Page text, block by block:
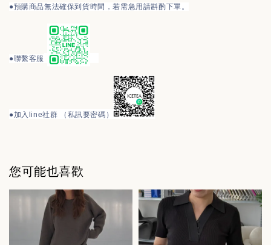
●預購商品無法確保到貨時間，若需急用請斟酌下單。
●聯繫客服
●加入line社群 （私訊要密碼）
您可能也喜歡